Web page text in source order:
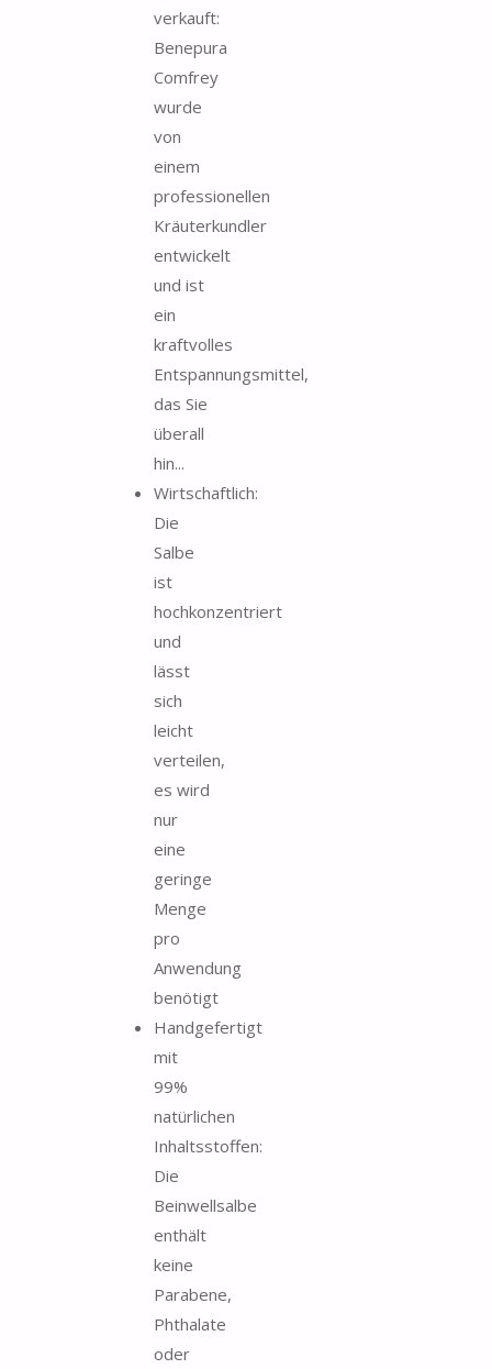
verkauft:
Benepura
Comfrey
wurde
von
einem
professionellen
Kräuterkundler
entwickelt
und ist
ein
kraftvolles
Entspannungsmittel,
das Sie
überall
hin...
Wirtschaftlich:
Die
Salbe
ist
hochkonzentriert
und
lässt
sich
leicht
verteilen,
es wird
nur
eine
geringe
Menge
pro
Anwendung
benötigt
Handgefertigt
mit
99%
natürlichen
Inhaltsstoffen:
Die
Beinwellsalbe
enthält
keine
Parabene,
Phthalate
oder